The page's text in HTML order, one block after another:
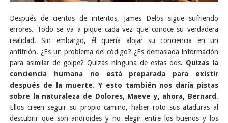
Después de cientos de intentos, James Delos sigue sufriendo
errores. Todo se va a pique cada vez que conoce su verdadera
realidad. Sin embargo, él quería alojar su conciencia en un
anfitrión. ¿Es un problema del código? ¿Es demasiada información
para asimilar de golpe? Quizás ninguna de estas dos. Quizás la
conciencia humana no está preparada para existir
después de la muerte. Y esto también nos daría pistas
sobre la naturaleza de Dolores, Maeve y, ahora, Bernard .
Ellos creen seguir su propio camino, haber roto sus ataduras al
descubrir que son androides y no elegir entre los buenos y los